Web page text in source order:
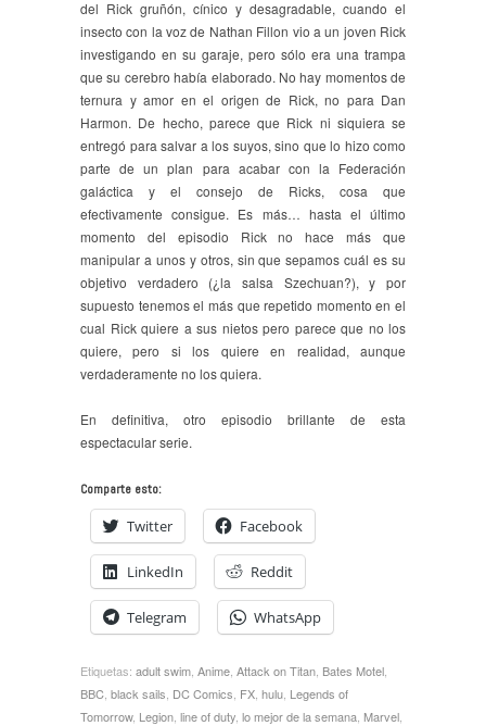
del Rick gruñón, cínico y desagradable, cuando el
insecto con la voz de Nathan Fillon vio a un joven Rick
investigando en su garaje, pero sólo era una trampa
que su cerebro había elaborado. No hay momentos de
ternura y amor en el origen de Rick, no para Dan
Harmon. De hecho, parece que Rick ni siquiera se
entregó para salvar a los suyos, sino que lo hizo como
parte de un plan para acabar con la Federación
galáctica y el consejo de Ricks, cosa que
efectivamente consigue. Es más… hasta el último
momento del episodio Rick no hace más que
manipular a unos y otros, sin que sepamos cuál es su
objetivo verdadero (¿la salsa Szechuan?), y por
supuesto tenemos el más que repetido momento en el
cual Rick quiere a sus nietos pero parece que no los
quiere, pero si los quiere en realidad, aunque
verdaderamente no los quiera.
En definitiva, otro episodio brillante de esta
espectacular serie.
Comparte esto:
Twitter Facebook
LinkedIn Reddit
Telegram WhatsApp
Etiquetas: adult swim Anime Attack on Titan Bates Motel
BBC black sails DC Comics FX hulu Legends of
Tomorrow, Legion line of duty lo mejor de la semana Marvel